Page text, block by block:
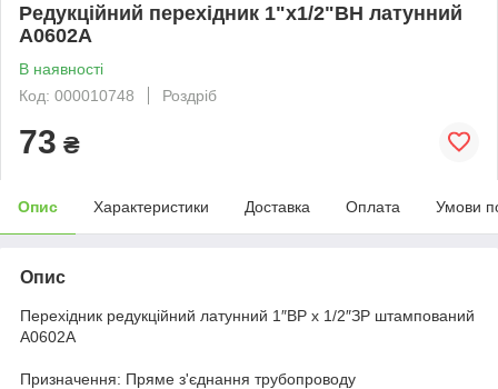
Редукційний перехідник 1"х1/2"ВН латунний
А0602А
В наявності
Код: 000010748
Роздріб
73 ₴
Опис Характеристики Доставка Оплата Умови
Опис
Перехідник редукційний латунний 1″ВР х 1/2″ЗР штампований
А0602А
Призначення: Пряме з'єднання трубопроводу